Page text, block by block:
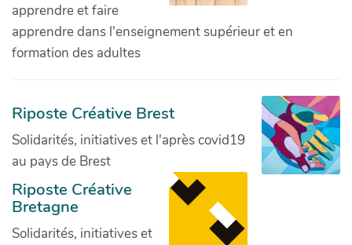
apprendre et faire
apprendre dans l'enseignement supérieur et en
formation des adultes
Riposte Créative Brest
Solidarités, initiatives et l'après covid19
au pays de Brest
Riposte Créative
Bretagne
Solidarités, initiatives et